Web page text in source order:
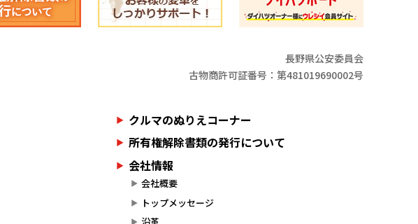
長野県公安委員会
古物商許可証番号：第481019690002号
クルマのぬりえコーナー
所有権解除書類の発行について
会社情報
会社概要
トップメッセージ